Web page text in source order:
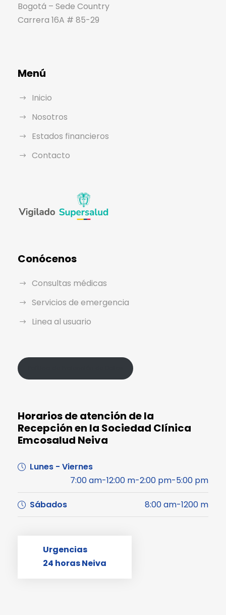
Bogotá – Sede Country
Carrera 16A # 85-29
Menú
Inicio
Nosotros
Estados financieros
Contacto
Conócenos
Consultas médicas
Servicios de emergencia
Linea al usuario
Horarios de atención de la
Recepción en la Sociedad Clínica
Emcosalud Neiva
Lunes - Viernes
7:00 am-12:00 m-2:00 pm-5:00 pm
Sábados 8:00 am-1200 m
Urgencias
24 horas Neiva